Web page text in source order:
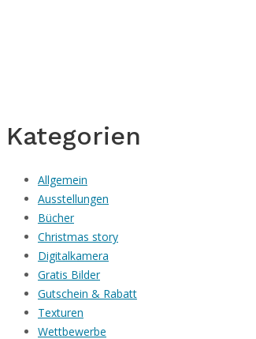
Kategorien
Allgemein
Ausstellungen
Bücher
Christmas story
Digitalkamera
Gratis Bilder
Gutschein & Rabatt
Texturen
Wettbewerbe